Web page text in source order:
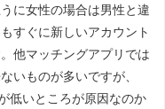
に女性の場合は男性と違
すぐに新しいアカウント
他マッチングアプリでは
いものが多いですが、
低いところが原因なのか